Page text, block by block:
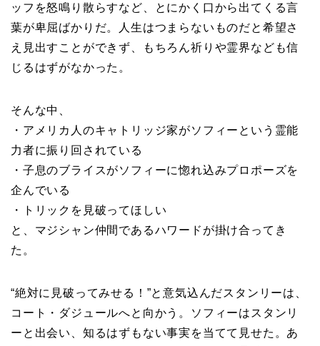
ッフを怒鳴り散らすなど、とにかく口から出てくる言
葉が卑屈ばかりだ。人生はつまらないものだと希望さ
え見出すことができず、もちろん祈りや霊界なども信
じるはずがなかった。
そんな中、
・アメリカ人のキャトリッジ家がソフィーという霊能
力者に振り回されている
・子息のブライスがソフィーに惚れ込みプロポーズを
企んでいる
・トリックを見破ってほしい
と、マジシャン仲間であるハワードが掛け合ってき
た。
“絶対に見破ってみせる！”と意気込んだスタンリーは、
コート・ダジュールへと向かう。ソフィーはスタンリ
ーと出会い、知るはずもない事実を当てて見せた。あ